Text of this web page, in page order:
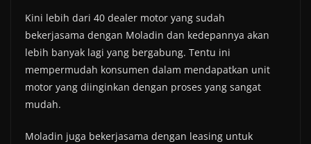
Kini lebih dari 40 dealer motor yang sudah
bekerjasama dengan Moladin dan kedepannya akan
lebih banyak lagi yang bergabung. Tentu ini
mempermudah konsumen dalam mendapatkan unit
motor yang diinginkan dengan proses yang sangat
mudah.
Moladin juga bekerjasama dengan leasing untuk